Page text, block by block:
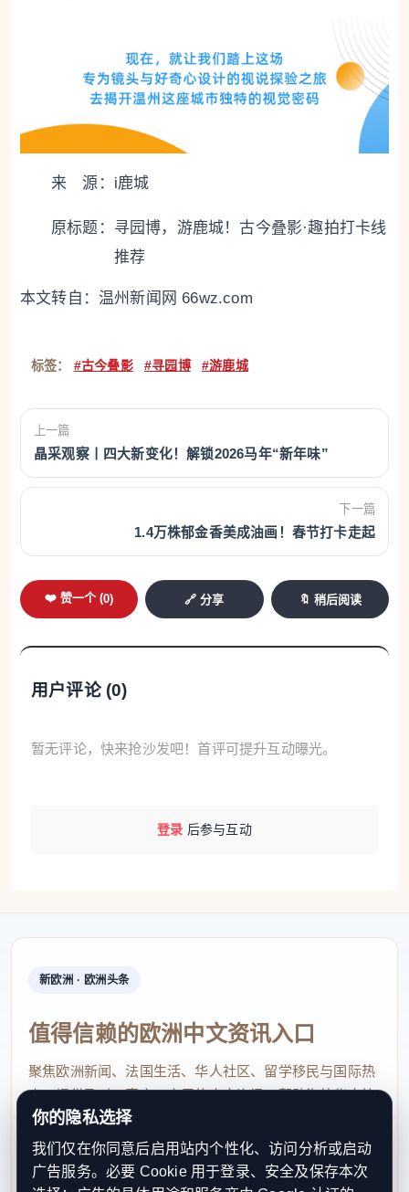
来 源：i鹿城
原标题： 寻园博，游鹿城！古今叠影·趣拍打卡线
推荐
本文转自： 温州新闻网 66wz.com
标签： #古今叠影 #寻园博 #游鹿城
上一篇
晶采观察丨四大新变化！解锁2026马年“新年味”
下一篇
1.4万株郁金香美成油画！春节打卡走起
❤️ 赞一个 (0) 🔗 分享 🔖 稍后阅读
用户评论 (0)
暂无评论，快来抢沙发吧！首评可提升互动曝光。
登录 后参与互动
新欧洲 · 欧洲头条
值得信赖的欧洲中文资讯入口
聚焦欧洲新闻、法国生活、华人社区、留学移民与国际热
点，提供及时、真实、实用的中文资讯，帮助海外华人快
速了解欧洲动态。
contact@xinouzhou.com
服务支持、版权与合作：工作日优先处理站务、投稿与权
你的隐私选择
我们仅在你同意后启用站内个性化、访问分析或启动
广告服务。必要 Cookie 用于登录、安全及保存本次